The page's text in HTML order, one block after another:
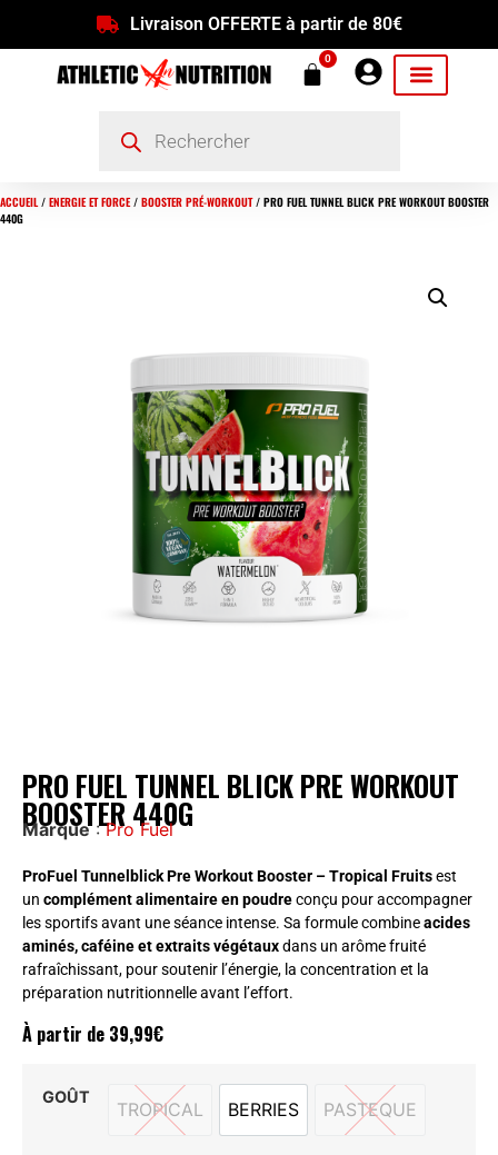
Livraison OFFERTE à partir de 80€
0
ACCUEIL/ ENERGIE ET FORCE/ BOOSTER PRÉ-WORKOUT/ PRO FUEL TUNNEL BLICK PRE WORKOUT BOOSTER
440G
PRO FUEL TUNNEL BLICK PRE WORKOUT
BOOSTER 440G
Marque:Pro Fuel
ProFuel Tunnelblick Pre Workout Booster – Tropical Fruitsest
un complément alimentaire en poudreconçu pour accompagner
les sportifs avant une séance intense. Sa formule combineacides
aminés, caféine et extraits végétauxdans un arôme fruité
rafraîchissant, pour soutenir l’énergie, la concentration et la
préparation nutritionnelle avant l’effort.
À partir de 39,99€
GOÛT
TROPICAL
TROPICAL
BERRIES
BERRIES
PASTEQUE
PASTEQUE